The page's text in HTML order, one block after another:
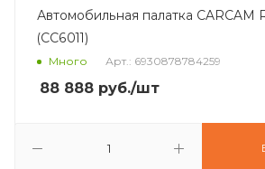
Автомобильная палатка CARCAM
(CC6011)
Много Арт.: 6930878784259
88 888 руб./шт